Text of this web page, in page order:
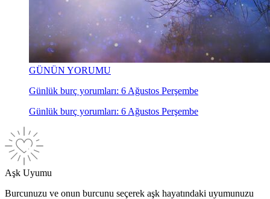
GÜNÜN YORUMU
Günlük burç yorumları: 6 Ağustos Perşembe
Günlük burç yorumları: 6 Ağustos Perşembe
Aşk Uyumu
Burcunuzu ve onun burcunu seçerek aşk hayatındaki uyumunuzu